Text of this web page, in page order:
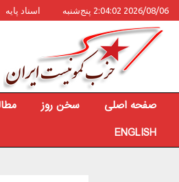
2026/08/06 2:04:02 پنج‌شنبه اسناد پایه
صفحه اصلی سخن روز
ENGLISH